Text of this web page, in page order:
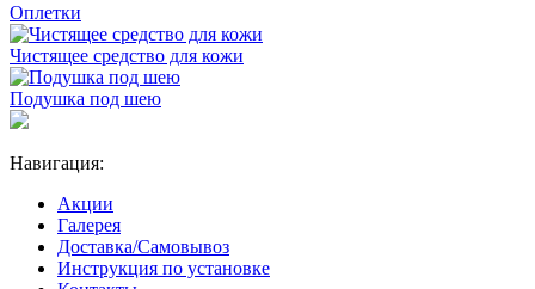
Оплетки
Чистящее средство для кожи
Подушка под шею
Навигация:
Акции
Галерея
Доставка/Самовывоз
Инструкция по установке